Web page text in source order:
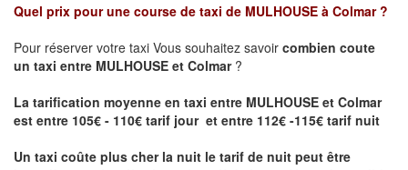
Quel prix pour une course de taxi de MULHOUSE à Colmar ?
Pour réserver votre taxi Vous souhaitez savoir combien coute
un taxi entre MULHOUSE et Colmar ?
La tarification moyenne en taxi entre MULHOUSE et Colmar
est entre 105€ - 110€ tarif jour et entre 112€ -115€ tarif nuit
Un taxi coûte plus cher la nuit le tarif de nuit peut être